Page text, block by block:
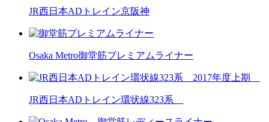
JR西日本ADトレイン京阪神
Osaka Metro御堂筋プレミアムライナー
JR西日本ADトレイン環状線323系